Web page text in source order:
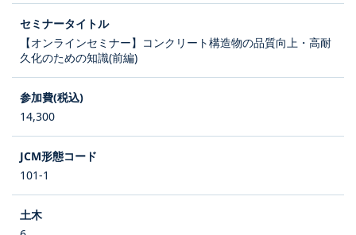
【オンラインセミナー】コンクリート構造物の品質向上・高耐
久化のための知識(前編)
14,300
101-1